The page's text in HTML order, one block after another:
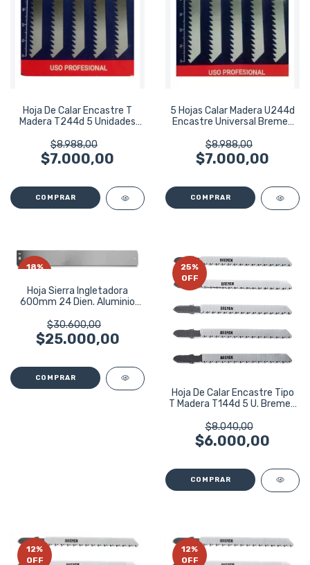
Hoja De Calar Encastre T
Madera T244d 5 Unidades
$8.988,00
$7.000,00
5 Hojas Calar Madera U244d
Encastre Universal Bremen
$8.988,00
$7.000,00
18%
Hoja Sierra Ingletadora
600mm 24 Dien. Aluminio
$30.600,00
$25.000,00
25%
OFF
Hoja De Calar Encastre Tipo
T Madera T144d 5 U. Bremen
$8.040,00
$6.000,00
12%
OFF
12%
OFF